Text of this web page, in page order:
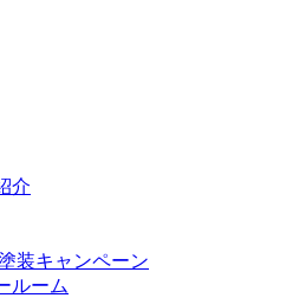
介
装キャンペーン
ルーム